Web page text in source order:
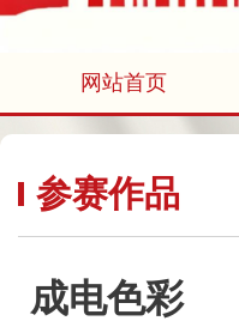
网站首页
参赛作品
成电色彩